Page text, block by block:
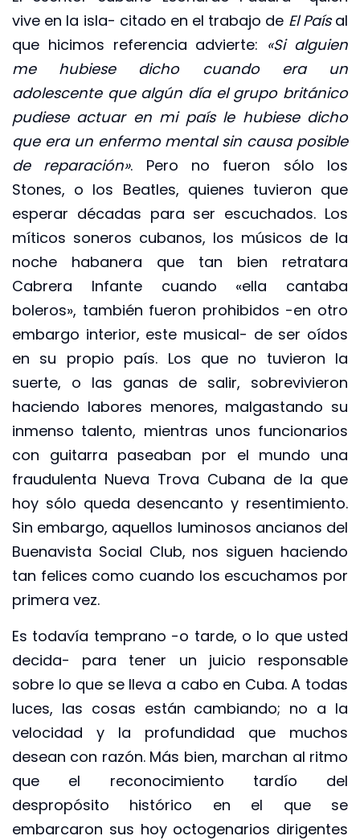
vive en la isla- citado en el trabajo de El Paísal
que hicimos referencia advierte: «Si alguien
me hubiese dicho cuando era un
adolescente que algún día el grupo británico
pudiese actuar en mi país le hubiese dicho
que era un enfermo mental sin causa posible
de reparación». Pero no fueron sólo los
Stones, o los Beatles, quienes tuvieron que
esperar décadas para ser escuchados. Los
míticos soneros cubanos, los músicos de la
noche habanera que tan bien retratara
Cabrera Infante cuando «ella cantaba
boleros», también fueron prohibidos -en otro
embargo interior, este musical- de ser oídos
en su propio país. Los que no tuvieron la
suerte, o las ganas de salir, sobrevivieron
haciendo labores menores, malgastando su
inmenso talento, mientras unos funcionarios
con guitarra paseaban por el mundo una
fraudulenta Nueva Trova Cubana de la que
hoy sólo queda desencanto y resentimiento.
Sin embargo, aquellos luminosos ancianos del
Buenavista Social Club, nos siguen haciendo
tan felices como cuando los escuchamos por
primera vez.
Es todavía temprano -o tarde, o lo que usted
decida- para tener un juicio responsable
sobre lo que se lleva a cabo en Cuba. A todas
luces, las cosas están cambiando; no a la
velocidad y la profundidad que muchos
desean con razón. Más bien, marchan al ritmo
que el reconocimiento tardío del
despropósito histórico en el que se
embarcaron sus hoy octogenarios dirigentes